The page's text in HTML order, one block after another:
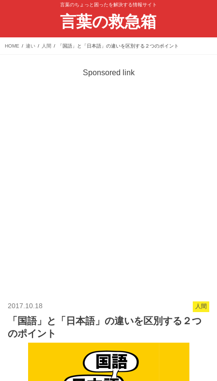
言葉のちょっと困ったを解決する情報サイト
言葉の救急箱
HOME 違い 人間 「国語」と「日本語」の違いを区別する２つのポイント
Sponsored link
人間
2017.10.18
「国語」と「日本語」の違いを区別する２つ
のポイント